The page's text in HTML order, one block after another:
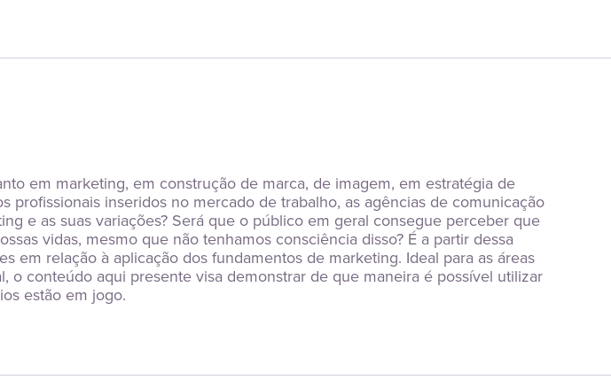
em marketing, em construção de marca, de imagem, em estratégia de
inseridos no mercado de trabalho, as agências de comunicação
e as suas variações? Será que o público em geral consegue perceber que
vidas, mesmo que não tenhamos consciência disso? É a partir dessa
relação à aplicação dos fundamentos de marketing. Ideal para as áreas
conteúdo aqui presente visa demonstrar de que maneira é possível utilizar
estão em jogo.